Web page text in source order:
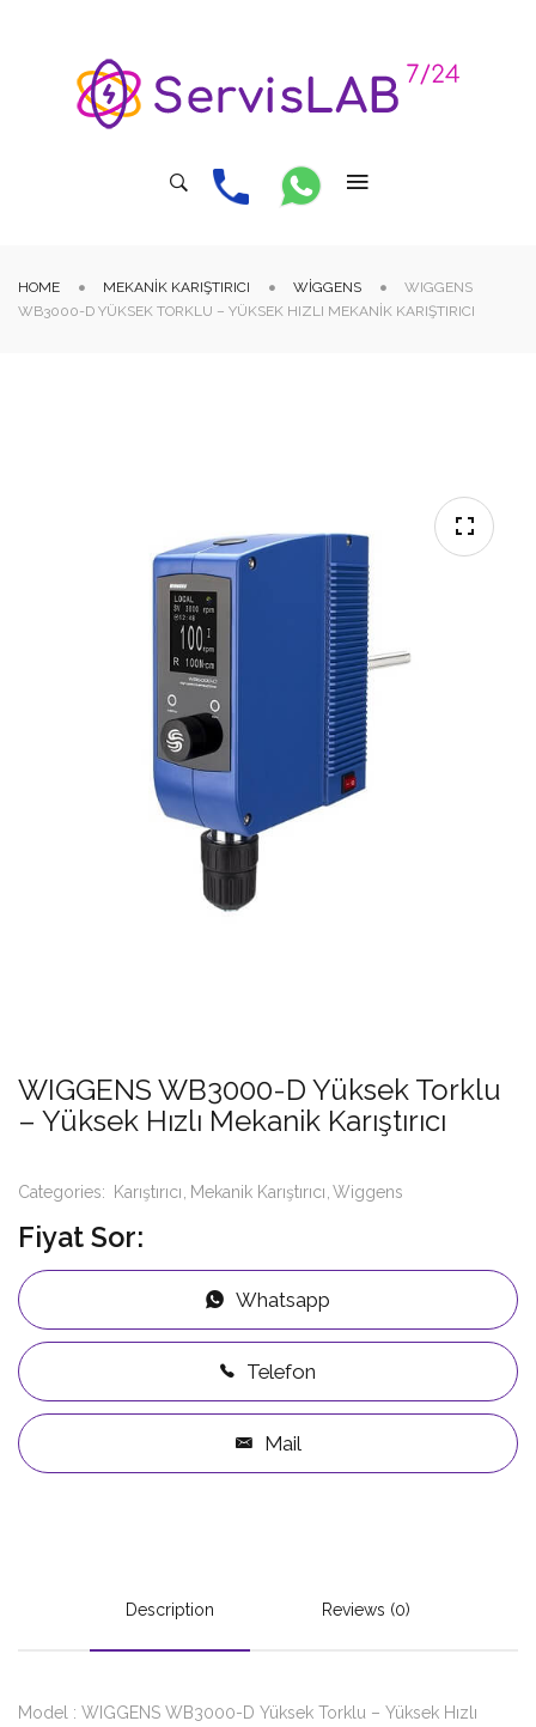
HOME MEKANIK KARIŞTIRICI WIGGENS
WIGGENS
WB3000-D YÜKSEK TORKLU – YÜKSEK HIZLI MEKANIK KARIŞTIRICI
WIGGENS WB3000-D Yüksek Torklu
– Yüksek Hızlı Mekanik Karıştırıcı
Categories: Karıştırıcı Mekanik Karıştırıcı Wiggens
Fiyat Sor:
Whatsapp
Telefon
Mail
Description Reviews (0)
Model : WIGGENS WB3000-D Yüksek Torklu – Yüksek Hızlı